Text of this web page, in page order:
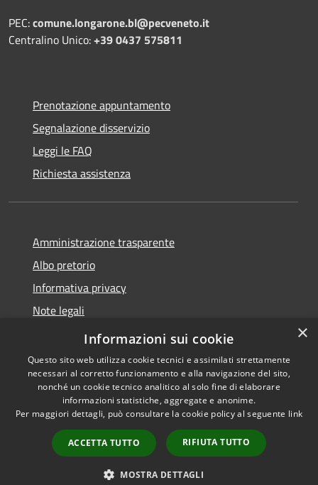
PEC:comune.longarone.bl@pecveneto.it
Centralino Unico:+39 0437 575811
Prenotazione appuntamento
Segnalazione disservizio
Leggi le FAQ
Richiesta assistenza
Amministrazione trasparente
Albo pretorio
Informativa privacy
Note legali
Dichiarazione di accessibilità
Accessibilità
Copyright © 2026 • Comune di
Longarone • Powered by
Municipium•
Accesso
redazione
×
Informazioni sui cookie
Questo sito web utilizza cookie tecnici e assimilati strettamente
necessari al corretto funzionamento e alla navigazione del sito,
nonché un cookie tecnico analitico al solo fine di elaborare
informazioni statistiche, aggregate e anonime.
Per maggiori dettagli, può consultare la cookie policy al seguente link
ACCETTA TUTTO RIFIUTA TUTTO
MOSTRA DETTAGLI